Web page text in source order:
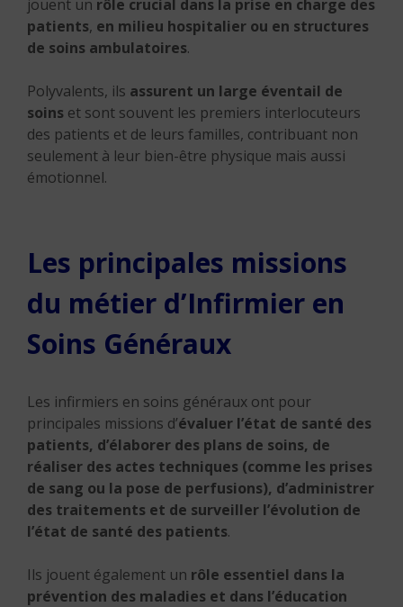
jouent un rôle crucial dans la prise en charge des
patients, en milieu hospitalier ou en structures
de soins ambulatoires.
Polyvalents, ils assurent un large éventail de
soins et sont souvent les premiers interlocuteurs
des patients et de leurs familles, contribuant non
seulement à leur bien-être physique mais aussi
émotionnel.
Les principales missions
du métier d’Infirmier en
Soins Généraux
Les infirmiers en soins généraux ont pour
principales missions d’évaluer l’état de santé des
patients, d’élaborer des plans de soins, de
réaliser des actes techniques (comme les prises
de sang ou la pose de perfusions), d’administrer
des traitements et de surveiller l’évolution de
l’état de santé des patients.
Ils jouent également un rôle essentiel dans la
prévention des maladies et dans l’éducation